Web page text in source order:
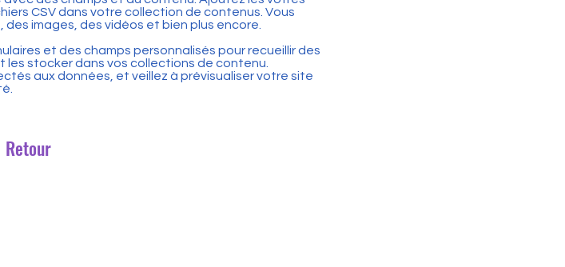
CSV dans votre collection de contenus. Vous
images, des vidéos et bien plus encore.
et des champs personnalisés pour recueillir des
stocker dans vos collections de contenu.
aux données, et veillez à prévisualiser votre site
Retour